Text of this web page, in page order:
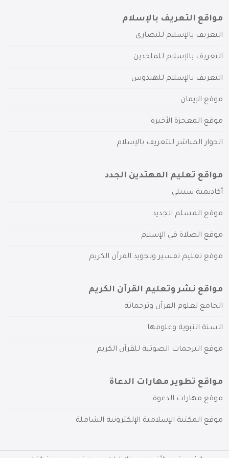
مواقع التعريف بالإسلام
التعريف بالإسلام للنصارى
التعريف بالإسلام للملحدين
التعريف بالإسلام للهندوس
موقع الإيمان
موقع المعجزة الأخيرة
الحوار المباشر للتعريف بالإسلام
مواقع تعليم المهتدين الجدد
أكاديمية سبيلي
موقع المسلم الجديد
موقع الصلاة في الإسلام
موقع تعليم تفسير وتجويد القرآن الكريم
مواقع نشر وتعليم القرآن الكريم
الجامع لعلوم القرآن وترجماته
السنة النبوية وعلومها
موقع الترجمات الصوتية للقرآن الكريم
مواقع تطوير مهارات الدعاة
موقع مهارات الدعوة
موقع المكتبة الإسلامية الإلكترونية الشاملة